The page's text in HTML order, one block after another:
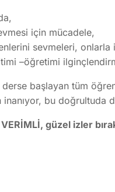
için mücadele,
sevmeleri,
–öğretimi
başlayan tüm
bu doğrultuda
güzel izler